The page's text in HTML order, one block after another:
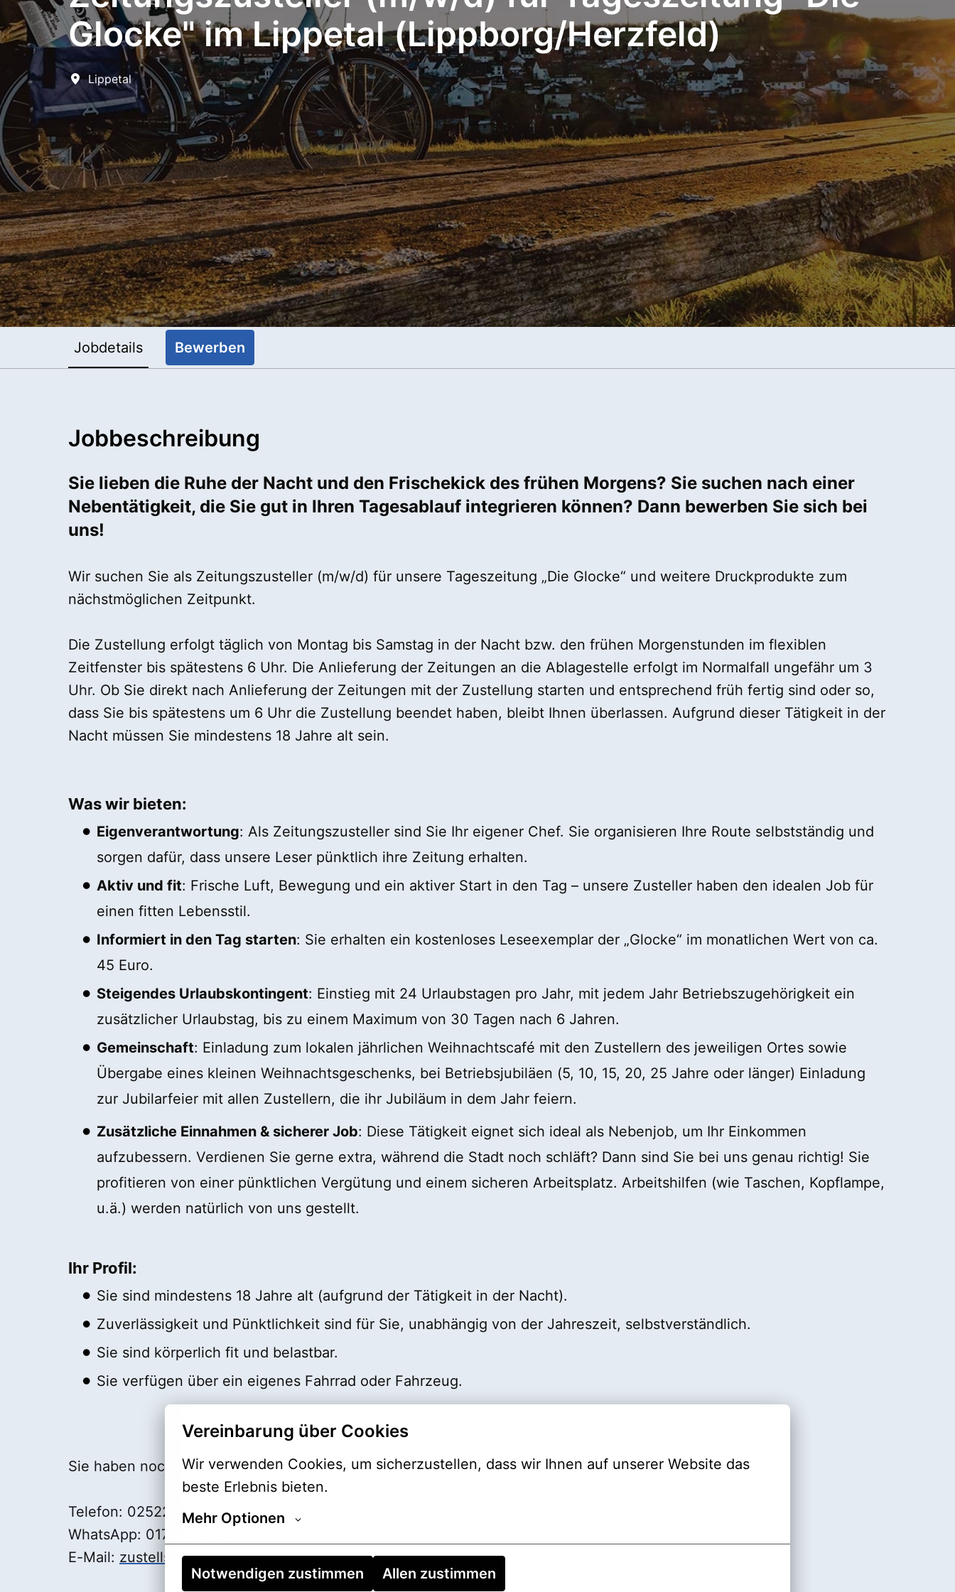
Vereinbarung über Cookies
Wir verwenden Cookies, um sicherzustellen, dass wir Ihnen auf unserer Website das
beste Erlebnis bieten.
Mehr Optionen
Notwendigen zustimmen Allen zustimmen
Glocke" im Lippetal (Lippborg/Herzfeld)
Lippetal
Jobdetails Bewerben
Jobbeschreibung
Sie lieben die Ruhe der Nacht und den Frischekick des frühen Morgens? Sie suchen nach einer
Nebentätigkeit, die Sie gut in Ihren Tagesablauf integrieren können? Dann bewerben Sie sich bei
uns!
Wir suchen Sie als Zeitungszusteller (m/w/d) für unsere Tageszeitung „Die Glocke“ und weitere Druckprodukte zum
nächstmöglichen Zeitpunkt.
Die Zustellung erfolgt täglich von Montag bis Samstag in der Nacht bzw. den frühen Morgenstunden im flexiblen
Zeitfenster bis spätestens 6 Uhr. Die Anlieferung der Zeitungen an die Ablagestelle erfolgt im Normalfall ungefähr um 3
Uhr. Ob Sie direkt nach Anlieferung der Zeitungen mit der Zustellung starten und entsprechend früh fertig sind oder so,
dass Sie bis spätestens um 6 Uhr die Zustellung beendet haben, bleibt Ihnen überlassen. Aufgrund dieser Tätigkeit in der
Nacht müssen Sie mindestens 18 Jahre alt sein.
Was wir bieten:
Eigenverantwortung: Als Zeitungszusteller sind Sie Ihr eigener Chef. Sie organisieren Ihre Route selbstständig und
sorgen dafür, dass unsere Leser pünktlich ihre Zeitung erhalten.
Aktiv und fit: Frische Luft, Bewegung und ein aktiver Start in den Tag – unsere Zusteller haben den idealen Job für
einen fitten Lebensstil.
Informiert in den Tag starten: Sie erhalten ein kostenloses Leseexemplar der „Glocke“ im monatlichen Wert von ca.
45 Euro.
Steigendes Urlaubskontingent: Einstieg mit 24 Urlaubstagen pro Jahr, mit jedem Jahr Betriebszugehörigkeit ein
zusätzlicher Urlaubstag, bis zu einem Maximum von 30 Tagen nach 6 Jahren.
Gemeinschaft: Einladung zum lokalen jährlichen Weihnachtscafé mit den Zustellern des jeweiligen Ortes sowie
Übergabe eines kleinen Weihnachtsgeschenks, bei Betriebsjubiläen (5, 10, 15, 20, 25 Jahre oder länger) Einladung
zur Jubilarfeier mit allen Zustellern, die ihr Jubiläum in dem Jahr feiern.
Zusätzliche Einnahmen & sicherer Job: Diese Tätigkeit eignet sich ideal als Nebenjob, um Ihr Einkommen
aufzubessern. Verdienen Sie gerne extra, während die Stadt noch schläft? Dann sind Sie bei uns genau richtig! Sie
profitieren von einer pünktlichen Vergütung und einem sicheren Arbeitsplatz. Arbeitshilfen (wie Taschen, Kopflampe,
u.ä.) werden natürlich von uns gestellt.
Ihr Profil:
Sie sind mindestens 18 Jahre alt (aufgrund der Tätigkeit in der Nacht).
Zuverlässigkeit und Pünktlichkeit sind für Sie, unabhängig von der Jahreszeit, selbstverständlich.
Sie sind körperlich fit und belastbar.
Sie verfügen über ein eigenes Fahrrad oder Fahrzeug.
Sie haben noch Fragen? Dann melden Sie sich gerne bei uns:
Telefon: 02522/73-456
WhatsApp: 0172/7242419
E-Mail: zustellservice@die-glocke.de